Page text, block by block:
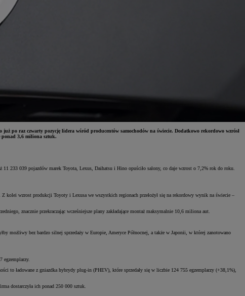
po raz czwarty pozycję lidera wśród producentów samochodów na świecie. Dodatkowo rekordowo wzrósł
ponad 3,6 miliona sztuk.
233 039 pojazdów marek Toyota, Lexus, Daihatsu i Hino opuściło salony, co daje wzrost o 7,2% rok do roku.
kolei wzrost produkcji Toyoty i Lexusa we wszystkich regionach przełożył się na rekordowy wynik na świecie –
znacznie przekraczając wcześniejsze plany zakładające montaż maksymalnie 10,6 miliona aut.
możliwy bez bardzo silnej sprzedaży w Europie, Ameryce Północnej, a także w Japonii, w której zanotowano
egzemplarzy.
to ładowane z gniazdka hybrydy plug-in (PHEV), które sprzedały się w liczbie 124 755 egzemplarzy (+38,1%),
dostarczyła ich ponad 250 000 sztuk.